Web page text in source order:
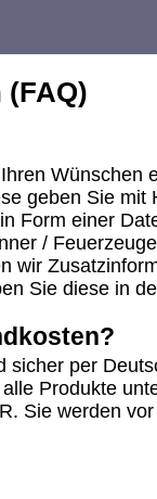
Wünschen
geben Sie mit
Form einer
/
wir
Sie diese in
sicher per
Produkte
Sie werden